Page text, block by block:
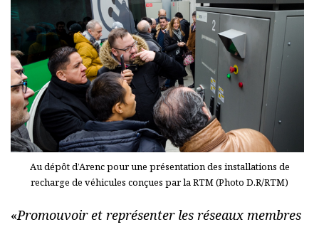
Au dépôt d’Arenc pour une présentation des installations de
recharge de véhicules conçues par la RTM (Photo D.R/RTM)
«Promouvoir et représenter les réseaux membres